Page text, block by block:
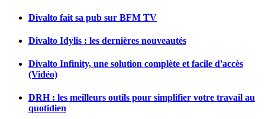
Divalto fait sa pub sur BFM TV
Divalto Idylis : les dernières nouveautés
Divalto Infinity, une solution complète et facile d'accès
(Vidéo)
DRH : les meilleurs outils pour simplifier votre travail au
quotidien